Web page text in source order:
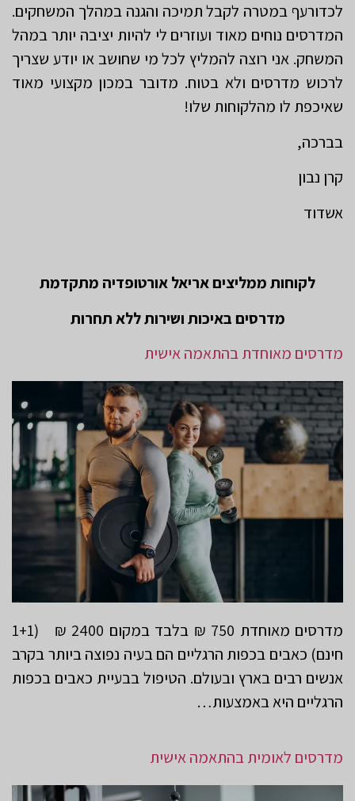
לכדורעף במטרה לקבל תמיכה והגנה במהלך המשחקים.
המדרסים נוחים מאוד ועוזרים לי להיות יציבה יותר במהל
המשחק. אני רוצה להמליץ לכל מי שחושב או יודע שצריך
לרכוש מדרסים ולא בטוח. מדובר במכון מקצועי מאוד
שאיכפת לו מהלקוחות שלו!
בברכה,
קרן נבון
אשדוד
לקוחות ממליצים אריאל אורטופדיה מתקדמת
מדרסים באיכות ושירות ללא תחרות
מדרסים מאוחדת בהתאמה אישית
מדרסים מאוחדת 750 ₪ בלבד במקום 2400 ₪ (1+1
חינם) כאבים בכפות הרגליים הם בעיה נפוצה ביותר בקרב
אנשים רבים בארץ ובעולם. הטיפול בבעיית כאבים בכפות
הרגליים היא באמצעות…
מדרסים לאומית בהתאמה אישית